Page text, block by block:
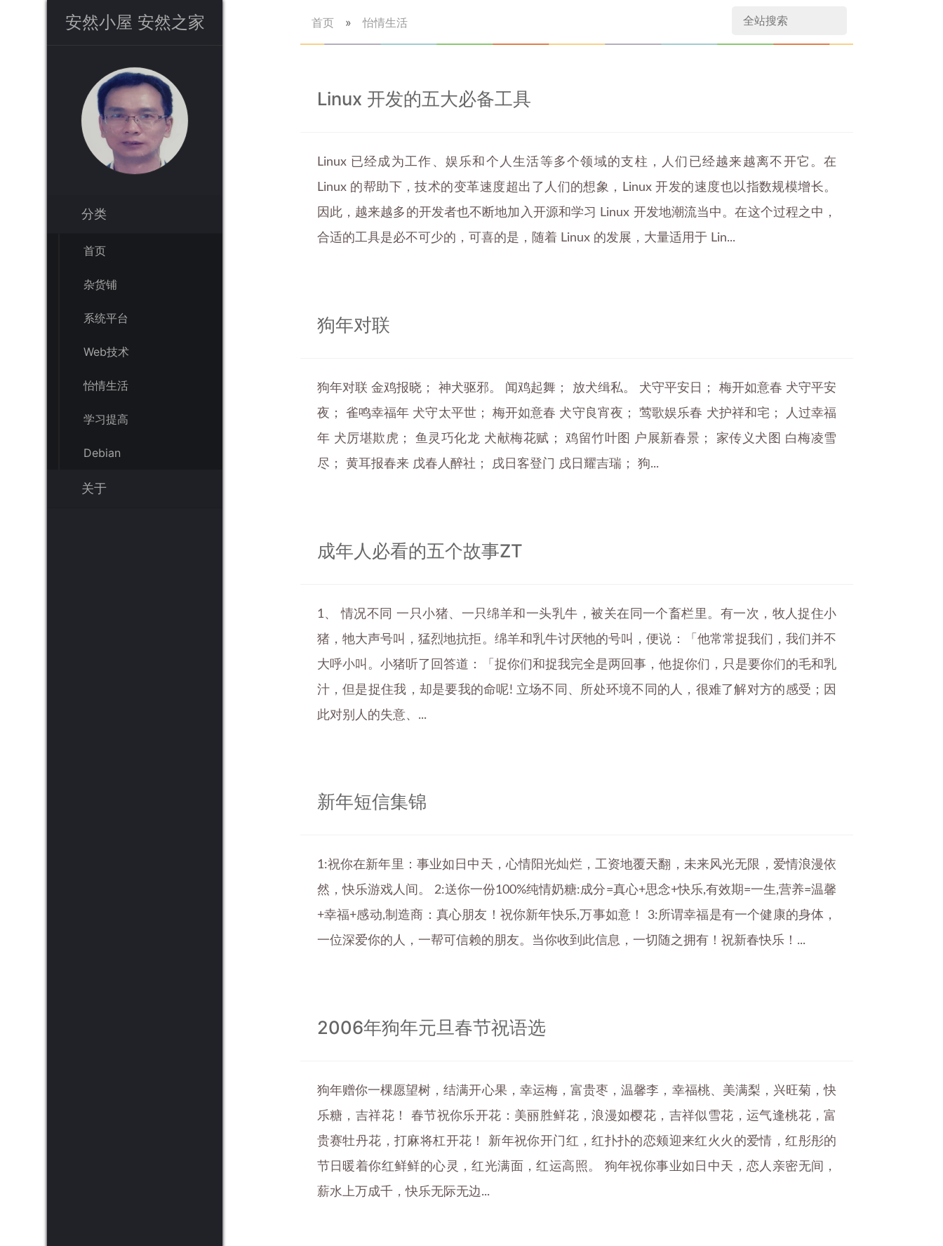
安然小屋 安然之家
分类
首页
杂货铺
系统平台
Web技术
怡情生活
学习提高
Debian
关于
首页 » 怡情生活
Linux 开发的五大必备工具
Linux 已经成为工作、娱乐和个人生活等多个领域的支柱，人们已经越来越离不开它。在
Linux 的帮助下，技术的变革速度超出了人们的想象，Linux 开发的速度也以指数规模增长。
因此，越来越多的开发者也不断地加入开源和学习 Linux 开发地潮流当中。在这个过程之中，
合适的工具是必不可少的，可喜的是，随着 Linux 的发展，大量适用于 Lin...
狗年对联
狗年对联 金鸡报晓； 神犬驱邪。 闻鸡起舞； 放犬缉私。 犬守平安日； 梅开如意春 犬守平安
夜； 雀鸣幸福年 犬守太平世； 梅开如意春 犬守良宵夜； 莺歌娱乐春 犬护祥和宅； 人过幸福
年 犬厉堪欺虎； 鱼灵巧化龙 犬献梅花赋； 鸡留竹叶图 户展新春景； 家传义犬图 白梅凌雪
尽； 黄耳报春来 戊春人醉社； 戌日客登门 戌日耀吉瑞； 狗...
成年人必看的五个故事ZT
1、 情况不同 一只小猪、一只绵羊和一头乳牛，被关在同一个畜栏里。有一次，牧人捉住小
猪，牠大声号叫，猛烈地抗拒。绵羊和乳牛讨厌牠的号叫，便说：「他常常捉我们，我们并不
大呼小叫。小猪听了回答道：「捉你们和捉我完全是两回事，他捉你们，只是要你们的毛和乳
汁，但是捉住我，却是要我的命呢! 立场不同、所处环境不同的人，很难了解对方的感受；因
此对别人的失意、...
新年短信集锦
1:祝你在新年里：事业如日中天，心情阳光灿烂，工资地覆天翻，未来风光无限，爱情浪漫依
然，快乐游戏人间。 2:送你一份100%纯情奶糖:成分=真心+思念+快乐,有效期=一生,营养=温馨
+幸福+感动,制造商：真心朋友！祝你新年快乐,万事如意！ 3:所谓幸福是有一个健康的身体，
一位深爱你的人，一帮可信赖的朋友。当你收到此信息，一切随之拥有！祝新春快乐！...
2006年狗年元旦春节祝语选
狗年赠你一棵愿望树，结满开心果，幸运梅，富贵枣，温馨李，幸福桃、美满梨，兴旺菊，快
乐糖，吉祥花！ 春节祝你乐开花：美丽胜鲜花，浪漫如樱花，吉祥似雪花，运气逢桃花，富
贵赛牡丹花，打麻将杠开花！ 新年祝你开门红，红扑扑的恋颊迎来红火火的爱情，红彤彤的
节日暖着你红鲜鲜的心灵，红光满面，红运高照。 狗年祝你事业如日中天，恋人亲密无间，
薪水上万成千，快乐无际无边...